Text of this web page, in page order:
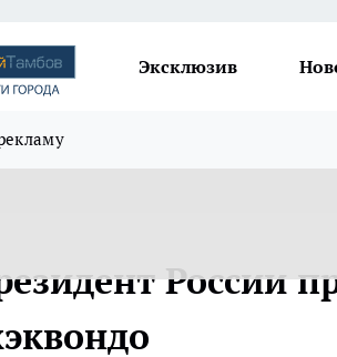
Эксклюзив
России